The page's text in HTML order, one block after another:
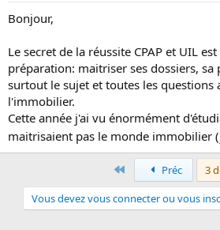
Bonjour,
Le secret de la réussite CPAP et UIL
préparation: maitriser ses dossiers, sa
surtout le sujet et toutes les questions
l'immobilier.
Cette année j'ai vu énormément
maitrisaient pas le monde immobilier
PremierPréc
3
Vous devez vous connecter ou vous